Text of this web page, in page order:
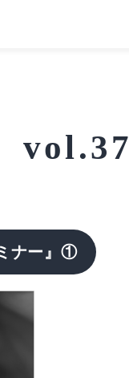
vol.37
ナー』 ①